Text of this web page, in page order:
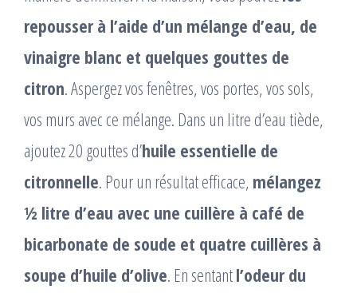
repousser à l’aide d’un mélange d’eau, de
vinaigre blanc et quelques gouttes de
citron. Aspergez vos fenêtres, vos portes, vos sols,
vos murs avec ce mélange. Dans un litre d’eau tiède,
ajoutez 20 gouttes d’huile essentielle de
citronnelle. Pour un résultat efficace, mélangez
½ litre d’eau avec une cuillère à café de
bicarbonate de soude et quatre cuillères à
soupe d’huile d’olive. En sentantl’odeur du